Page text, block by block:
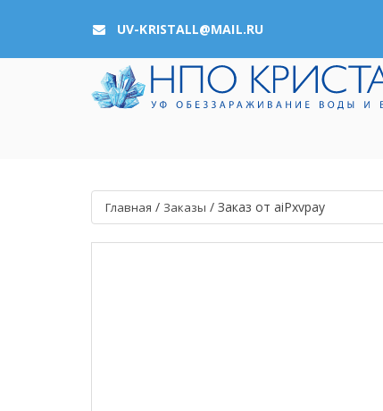
UV-KRISTALL@MAIL.RU
Главная / Заказы / Заказ от aiPxvpay